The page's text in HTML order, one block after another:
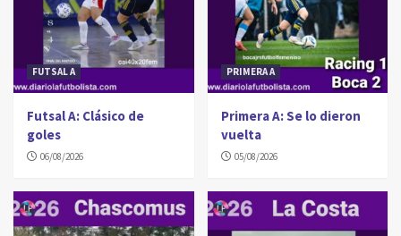
FUTSAL A
Futsal A: Clásico de
goles
06/08/2026
PRIMERA A
Primera A: Se lo dieron
vuelta
05/08/2026